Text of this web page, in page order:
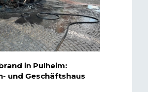
in Pulheim:
und Geschäftshaus